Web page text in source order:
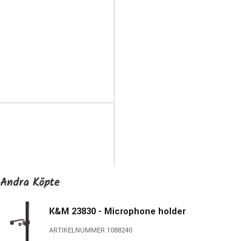
Andra Köpte
K&M 23830 - Microphone holder
ARTIKELNUMMER 1088240